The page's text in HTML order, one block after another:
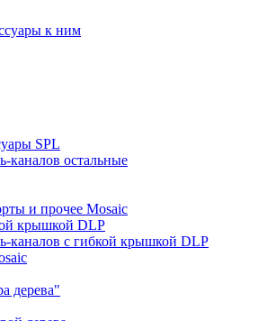
к ним
SPL
каналов остальные
и прочее Mosaic
крышкой DLP
каналов с гибкой крышкой DLP
дерева"